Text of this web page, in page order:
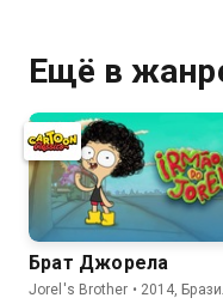
Ещё в
Брат Джорела
Jorel's Brother • 2014,